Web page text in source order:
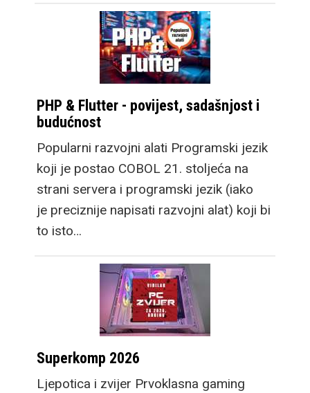
PHP & Flutter - povijest, sadašnjost i
budućnost
Popularni razvojni alati Programski jezik
koji je postao COBOL 21. stoljeća na
strani servera i programski jezik (iako
je preciznije napisati razvojni alat) koji bi
to isto…
Superkomp 2026
Ljepotica i zvijer Prvoklasna gaming